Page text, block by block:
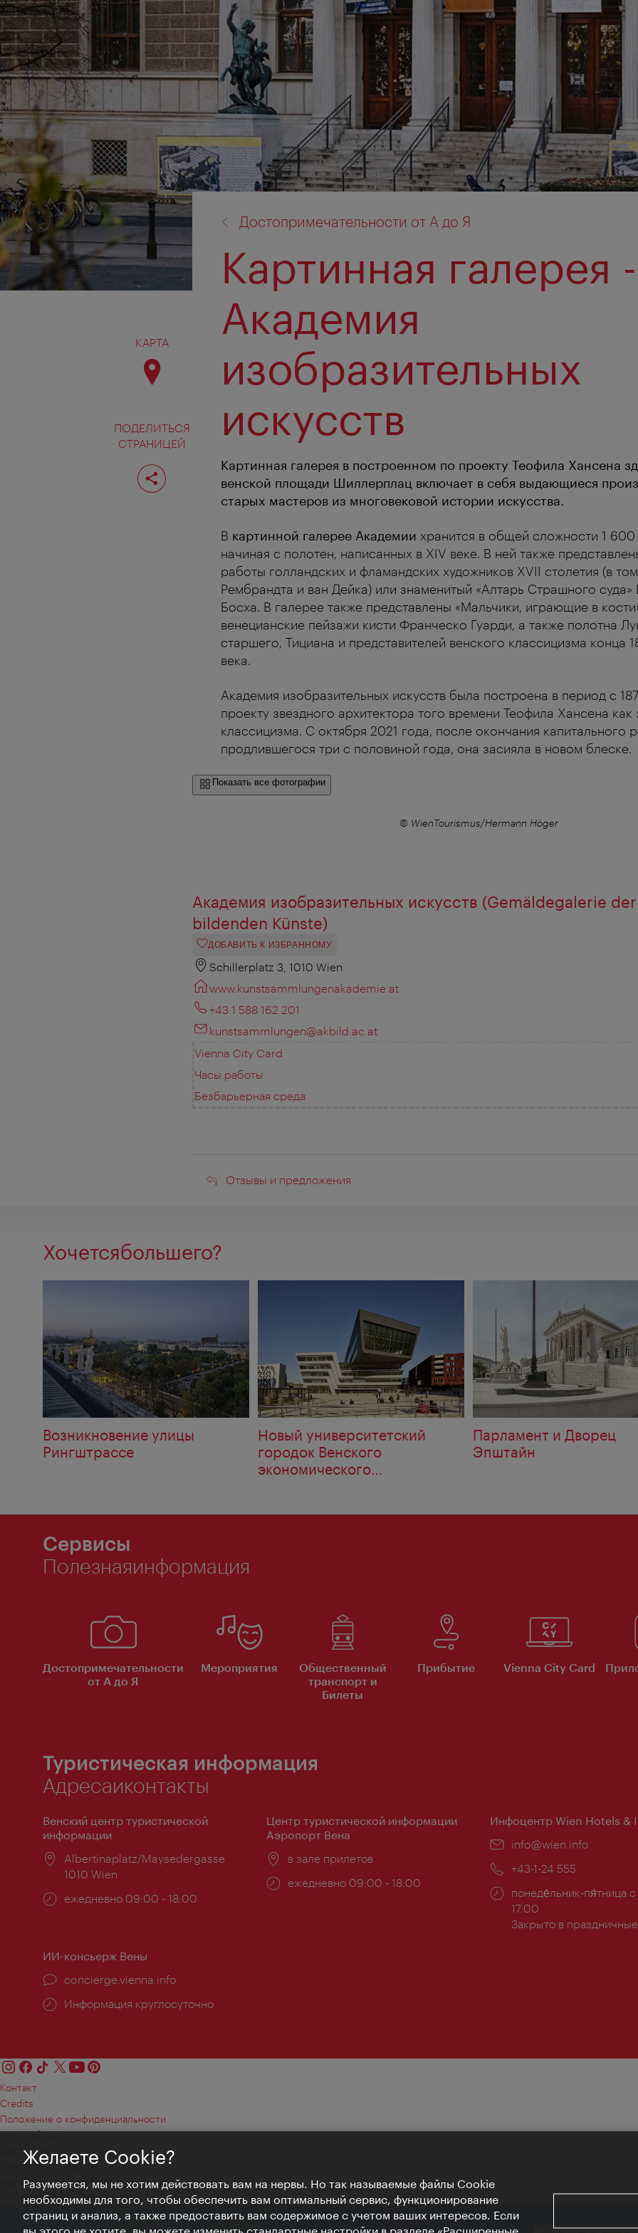
КАРТА
ПОДЕЛИТЬСЯ
СТРАНИЦЕЙ
Поделиться
страницей
Достопримечательности от А до Я
Картинная галерея -
Академия
изобразительных
искусств
Картинная галерея в построенном по проекту Теофила Хансена
венской площади Шиллерплац включает в себя выдающиеся
старых мастеров из многовековой истории искусства.
В картинной галерее Академии хранится в общей сложности 1 600
начиная с полотен, написанных в XIV веке. В ней также
работы голландских и фламандских художников XVII столетия (в
Рембрандта и ван Дейка) или знаменитый «Алтарь Страшного
Босха. В галерее также представлены «Мальчики, играющие в
венецианские пейзажи кисти Франческо Гуарди, а также полотна
старшего, Тициана и представителей венского классицизма конца
века.
Академия изобразительных искусств была построена в период с
проекту звездного архитектора того времени Теофила Хансена как
классицизма. С октября 2021 года, после окончания капитального
продлившегося три с половиной года, она засияла в новом блеске.
Показать все фотографии
© WienTourismus/Hermann Höger
Академия изобразительных искусств (Gemäldegalerie
bildenden Künste)
ДОБАВИТЬ К ИЗБРАННОМУ
Schillerplatz 3, 1010 Wien
www.kunstsammlungenakademie.at
+43 1 588 162 201
kunstsammlungen@akbild.ac.at
Vienna City Card
Часы работы
Безбарьерная среда
Отзывы
Отзывы и предложения
Хочетсябольшего?
Возникновение улицы
Рингштрассе
Новый университетский
городок Венского
экономического
Парламент и Дворец
Эпштайн
Сервисы
Полезнаяинформация
Достопримечательности
от А до Я
Мероприятия
Общественный
транспорт и
Билеты
Прибытие Vienna City Card
Туристическая информация
Адресаиконтакты
Венский центр туристической
информации
Расположение:
Albertinaplatz/Maysedergasse
1010 Wien
Часы
ежедневно 09:00 - 18:00
Центр туристической информации
Аэропорт Вена
Расположение:
в зале прилетов
Часы
ежедневно 09:00 - 18:00
Инфоцентр Wien Hotels &
Эл.
info@wien.info
Телефон:
+43-1-24 555
Часы
работы:
понеде́льник-пя́тница
17:00
Закрыто в
ИИ-консьерж Вены
concierge.vienna.info
Информация круглосуточно
Контакт
Credits
Положение о конфиденциальности
Terms of Use
Доступность
Контакты для прессы
Настройки файлов Cookie
© Copyright WienTourismus
Желаете Cookie?
Разумеется, мы не хотим действовать вам на нервы. Но так называемые файлы Cookie
необходимы для того, чтобы обеспечить вам оптимальный сервис, функционирование
страниц и анализ, а также предоставить вам содержимое с учетом ваших интересов. Если